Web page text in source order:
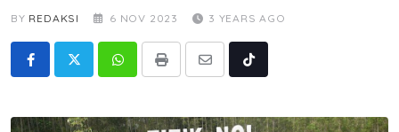
BY REDAKSI 6 NOV 2023 3 YEARS AGO
WhatsappPrint
Share
Tiktok